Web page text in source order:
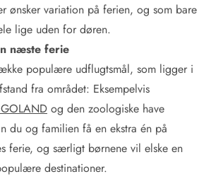
ønsker variation på ferien, og som bare
lige uden for døren.
næste ferie
populære udflugtsmål, som ligger i
fra området: Eksempelvis
og den zoologiske have
du og familien få en ekstra én på
ferie, og særligt børnene vil elske en
destinationer.